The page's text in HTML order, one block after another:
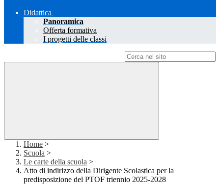
Didattica
Panoramica
Offerta formativa
I progetti delle classi
Home >
Scuola >
Le carte della scuola >
Atto di indirizzo della Dirigente Scolastica per la
predisposizione del PTOF triennio 2025-2028